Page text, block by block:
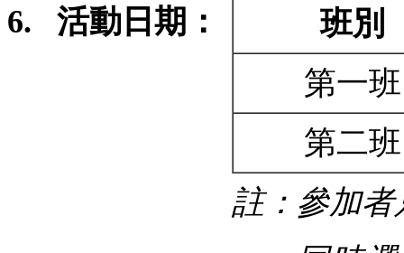
6.
活動日期：
班別
第一班
第二班
註： 參加